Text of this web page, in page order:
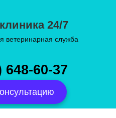
24/7
ветеринарная служба
648-60-37